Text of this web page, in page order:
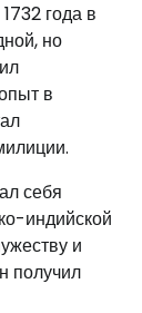
года в
но
в
себя
индийской
и
получил